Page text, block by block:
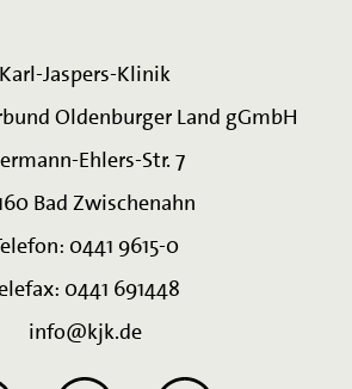
Karl-Jaspers-Klinik
Oldenburger Land gGmbH
Ehlers-Str. 7
Bad Zwischenahn
0441 9615-0
0441 691448
info@kjk.de